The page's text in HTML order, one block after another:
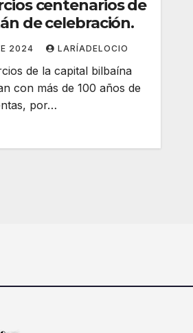
centenarios de
de celebración.
2024 LARÍADELOCIO
de la capital bilbaína
con más de 100 años de
por…